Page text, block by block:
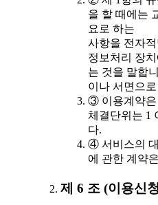
을 할 때에는
요로 하는
사항을 전자
정보처리 장
는 것을 말합
이나 서면으
③ 이용계약은
체결단위는 1
다.
④ 서비스의
에 관한 계약
제 6 조 (이용신